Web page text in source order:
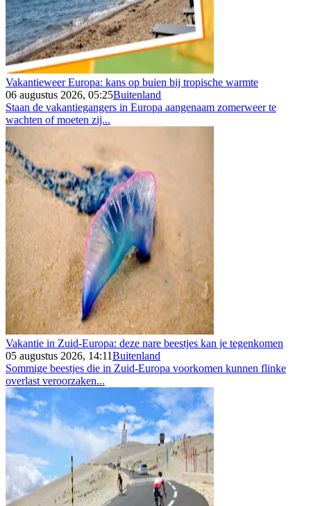
Vakantieweer Europa: kans op buien bij tropische warmte
06 augustus 2026, 05:25Buitenland
Staan de vakantiegangers in Europa aangenaam zomerweer te
wachten of moeten zij...
Vakantie in Zuid-Europa: deze nare beestjes kan je tegenkomen
05 augustus 2026, 14:11Buitenland
Sommige beestjes die in Zuid-Europa voorkomen kunnen flinke
overlast veroorzaken...